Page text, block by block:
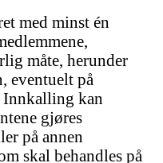
med minst én
måte, herunder
eventuelt på
Innkalling kan
gjøres
på annen
skal behandles på